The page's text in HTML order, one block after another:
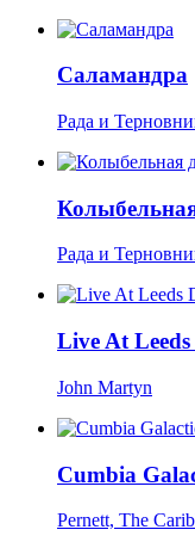
Саламандра
Рада и
Рада и
Live At
John Martyn
Cumbia
Pernett, The